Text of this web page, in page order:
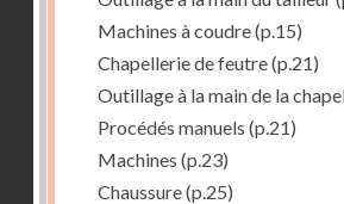
Machines à coudre(p.15)
Chapellerie de feutre(p.21)
Outillage à la main de la
Procédés manuels (p.21)
Machines (p.23)
Chaussure(p.25)